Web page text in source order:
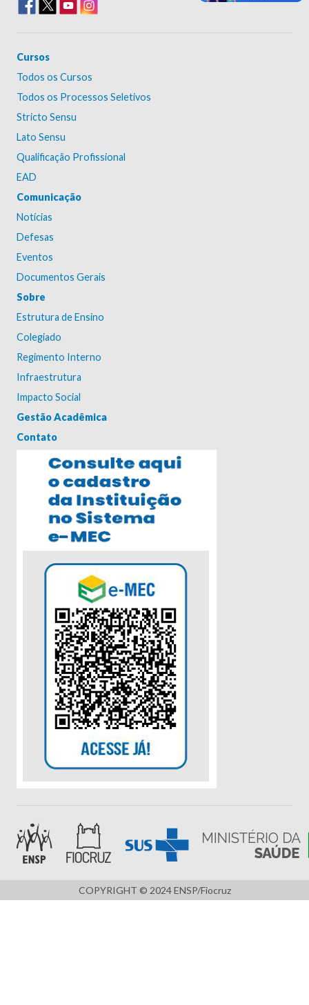
Cursos
Todos os Cursos
Todos os Processos Seletivos
Stricto Sensu
Lato Sensu
Qualificação Profissional
EAD
Comunicação
Notícias
Defesas
Eventos
Documentos Gerais
Sobre
Estrutura de Ensino
Colegiado
Regimento Interno
Infraestrutura
Impacto Social
Gestão Acadêmica
Contato
COPYRIGHT © 2024 ENSP/Fiocruz